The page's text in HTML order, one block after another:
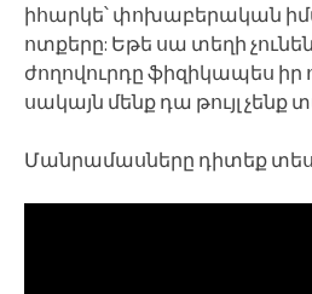
իհարկե՝ փոխաբերական
ոտքերը: Եթե սա տեղի
ժողովուրդը ֆիզիկապես իր
սակայն մենք դա թույլ չենք
Մանրամասները դիտեք